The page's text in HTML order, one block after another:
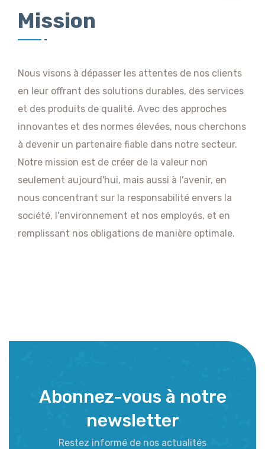
Mission
Nous visons à dépasser les attentes de nos clients
en leur offrant des solutions durables, des services
et des produits de qualité. Avec des approches
innovantes et des normes élevées, nous cherchons
à devenir un partenaire fiable dans notre secteur.
Notre mission est de créer de la valeur non
seulement aujourd'hui, mais aussi à l'avenir, en
nous concentrant sur la responsabilité envers la
société, l'environnement et nos employés, et en
remplissant nos obligations de manière optimale.
Abonnez-vous à notre
newsletter
Restez informé de nos actualités